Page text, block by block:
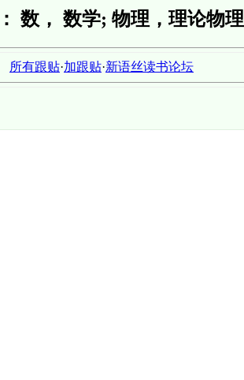
数， 数学; 物理，理论物理
所有跟贴·加跟贴·新语丝读书论坛